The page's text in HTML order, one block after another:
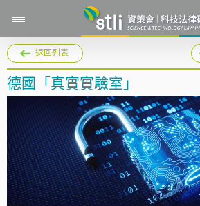
返回列表
德國「真實實驗室」